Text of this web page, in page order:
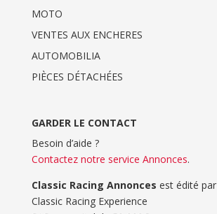
MOTO
VENTES AUX ENCHERES
AUTOMOBILIA
PIÈCES DÉTACHÉES
GARDER LE CONTACT
Besoin d’aide ?
Contactez notre service Annonces.
Classic Racing Annonces est édité par
Classic Racing Experience